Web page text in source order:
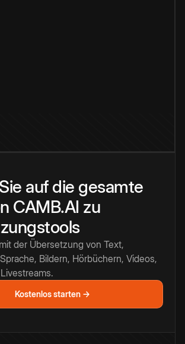
auf die gesamte
CAMB.AI zu
der Übersetzung von Text,
Bildern, Hörbüchern, Videos,
Kostenlos starten →